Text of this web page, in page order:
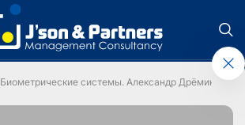
Биометрические системы. Александр Дрёмин,